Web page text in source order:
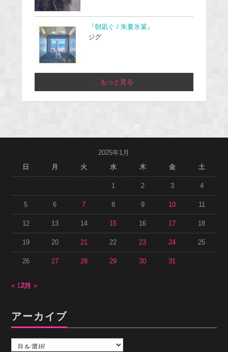
『朝凪ぐ / 朱夏氷菓』
ジグ
...もっと見る
2025年1月
日
月 火 水 木 金 土
1 2 3 4
5 6 7 8 9 10 11
12 13 14 15 16 17 18
19 20 21 22 23 24 25
26 27 28 29 30 31
« 12月2月 »
アーカイブ